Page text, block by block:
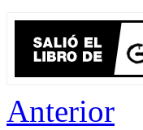
Anterior